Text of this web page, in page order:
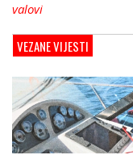
valovi
VEZANE VIJESTI